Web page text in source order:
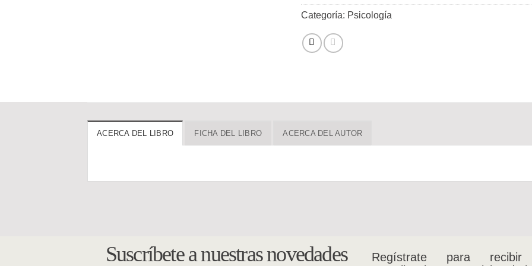
Categoría: Psicología
ACERCA DEL LIBRO FICHA DEL LIBRO ACERCA DEL AUTOR
Suscríbete a nuestras novedades
Regístrate para